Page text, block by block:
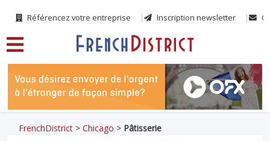
Référencez votre entreprise Inscription newsletter
FrenchDistrict >Chicago > Pâtisserie